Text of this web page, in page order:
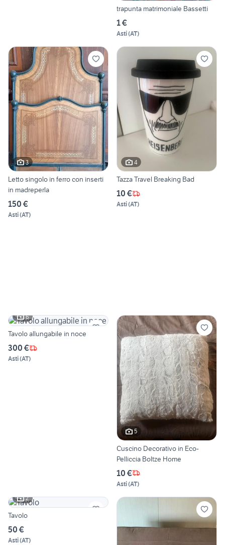
trapunta matrimoniale Bassetti
1 €
Asti(AT)
3
Letto singolo in ferro con inserti
in madreperla
150 €
Asti(AT)
4
Tazza Travel Breaking Bad
10 €
Asti(AT)
6
Tavolo allungabile in noce
300 €
Asti(AT)
5
Cuscino Decorativo in Eco-
Pelliccia Boltze Home
10 €
Asti(AT)
2
Tavolo
50 €
Asti(AT)